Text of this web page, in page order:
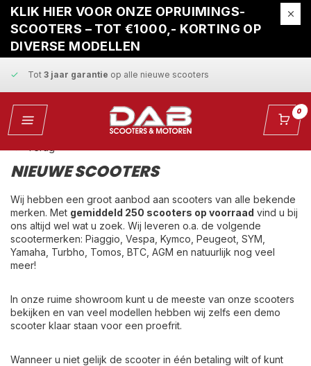
KLIK HIER VOOR ONZE OPRUIMINGS-
SCOOTERS – TOT €1000,- KORTING OP
DIVERSE MODELLEN
Gratis ophaalservicebij reparatie
Snelle leveringen vaste scherpe prijzen
Tot 3 jaar garantie op alle nieuwe scooters
Gratis ophaalservicebij reparatie 0
NIEUWE SCOOTERS
Wij hebben een groot aanbod aan scooters van alle bekende
merken. Met gemiddeld 250 scooters op voorraad vind u bij
ons altijd wel wat u zoek. Wij leveren o.a. de volgende
scootermerken: Piaggio, Vespa, Kymco, Peugeot, SYM,
Yamaha, Turbho, Tomos, BTC, AGM en natuurlijk nog veel
meer!
In onze ruime showroom kunt u de meeste van onze scooters
bekijken en van veel modellen hebben wij zelfs een demo
scooter klaar staan voor een proefrit.
Wanneer u niet gelijk de scooter in één betaling wilt of kunt